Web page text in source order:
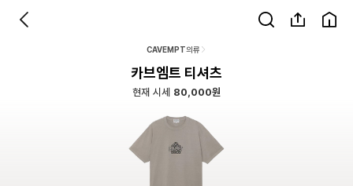
CAVEMPT의류
카브엠트 티셔츠
현재 시세 80,000원